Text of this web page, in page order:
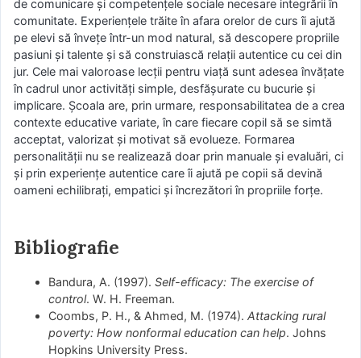
de comunicare și competențele sociale necesare integrării în
comunitate. Experiențele trăite în afara orelor de curs îi ajută
pe elevi să învețe într-un mod natural, să descopere propriile
pasiuni și talente și să construiască relații autentice cu cei din
jur. Cele mai valoroase lecții pentru viață sunt adesea învățate
în cadrul unor activități simple, desfășurate cu bucurie și
implicare. Școala are, prin urmare, responsabilitatea de a crea
contexte educative variate, în care fiecare copil să se simtă
acceptat, valorizat și motivat să evolueze. Formarea
personalității nu se realizează doar prin manuale și evaluări, ci
și prin experiențe autentice care îi ajută pe copii să devină
oameni echilibrați, empatici și încrezători în propriile forțe.
Bibliografie
Bandura, A. (1997).Self-efficacy: The exercise of
control. W. H. Freeman.
Coombs, P. H., & Ahmed, M. (1974).Attacking rural
poverty: How nonformal education can help. Johns
Hopkins University Press.